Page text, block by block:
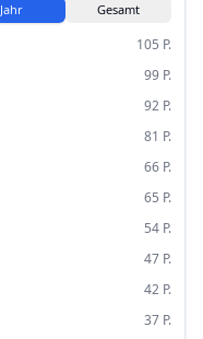
Jahr Gesamt
105 P.
99 P.
92 P.
81 P.
66 P.
65 P.
54 P.
47 P.
42 P.
37 P.